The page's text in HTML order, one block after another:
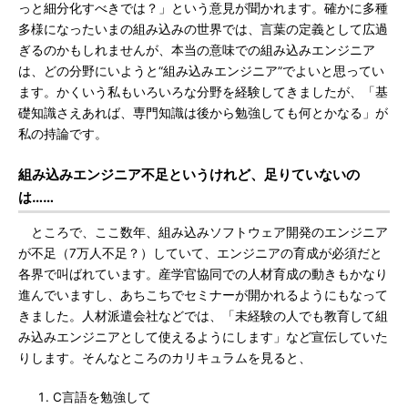
っと細分化すべきでは？」という意見が聞かれます。確かに多種
多様になったいまの組み込みの世界では、言葉の定義として広過
ぎるのかもしれませんが、本当の意味での組み込みエンジニア
は、どの分野にいようと“組み込みエンジニア”でよいと思ってい
ます。かくいう私もいろいろな分野を経験してきましたが、「基
礎知識さえあれば、専門知識は後から勉強しても何とかなる」が
私の持論です。
組み込みエンジニア不足というけれど、足りていないの
は……
ところで、ここ数年、組み込みソフトウェア開発のエンジニア
が不足（7万人不足？）していて、エンジニアの育成が必須だと
各界で叫ばれています。産学官協同での人材育成の動きもかなり
進んでいますし、あちこちでセミナーが開かれるようにもなって
きました。人材派遣会社などでは、「未経験の人でも教育して組
み込みエンジニアとして使えるようにします」など宣伝していた
りします。そんなところのカリキュラムを見ると、
C言語を勉強して